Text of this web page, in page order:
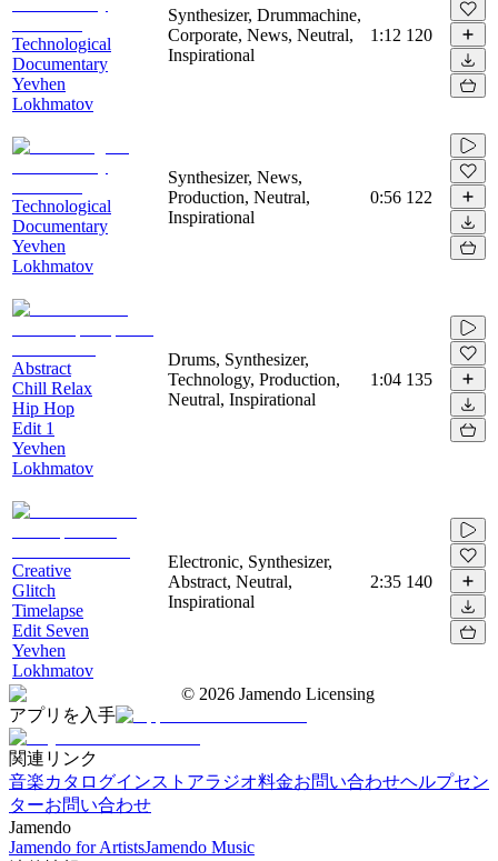
Technological
Documentary
Yevhen
Lokhmatov
Synthesizer, Drummachine,
Corporate, News, Neutral,
Inspirational
1:12 120
Technological
Documentary
Yevhen
Lokhmatov
Synthesizer, News,
Production, Neutral,
Inspirational
0:56 122
Abstract
Chill Relax
Hip Hop
Edit 1
Yevhen
Lokhmatov
Drums, Synthesizer,
Technology, Production,
Neutral, Inspirational
1:04 135
Creative
Glitch
Timelapse
Edit Seven
Yevhen
Lokhmatov
Electronic, Synthesizer,
Abstract, Neutral,
Inspirational
2:35 140
© 2026 Jamendo Licensing
アプリを入手
関連リンク
音楽カタログインストアラジオ料金お問い合わせヘルプセン
ターお問い合わせ
Jamendo
Jamendo for ArtistsJamendo Music